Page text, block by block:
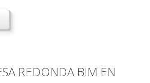
REDONDA BIM EN